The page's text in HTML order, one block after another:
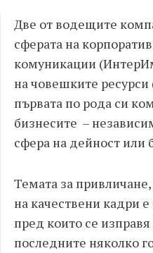
Две от водещите
сферата на
комуникации
на човешките
първата по рода си
бизнесите –
сфера на дейност или
Темата за
на качествени кадри
пред които се
последните няколко